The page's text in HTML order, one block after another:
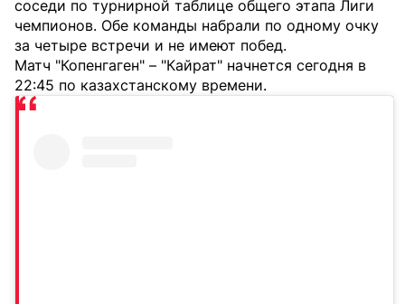
соседи по турнирной таблице общего этапа Лиги
чемпионов. Обе команды набрали по одному очку
за четыре встречи и не имеют побед.
Матч "Копенгаген" – "Кайрат" начнется сегодня в
22:45 по казахстанскому времени.